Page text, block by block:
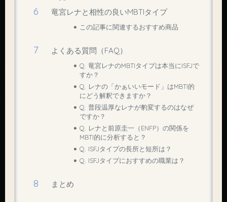
竜宮レナと相性の良いMBTIタイプ
この記事に関連するおすすめ商品
よくある質問（FAQ）
Q. 竜宮レナのMBTIタイプは本当にISFJで
すか？
Q. レナの「かぁいいモード」はMBTI的
にどう解釈できますか？
Q. 普段温厚なレナが豹変するのはなぜ
ですか？
Q. レナと前原圭一（ENFP）の関係を
MBTI的に分析すると？
Q. ISFJタイプの長所と短所は？
Q. ISFJタイプにおすすめの職業は？
まとめ